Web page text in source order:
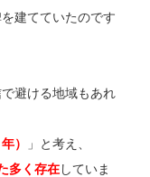
建てていたのです
避ける地域もあれ
）
」と考え、
多く存在していま